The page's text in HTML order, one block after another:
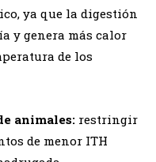
ya que la digestión
y genera más calor
de los
animales: restringir
de menor ITH